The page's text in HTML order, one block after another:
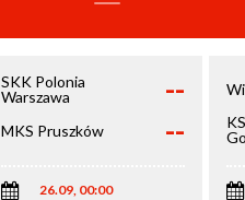
SKK Polonia
Warszawa
--
MKS Pruszków --
26.09, 00:00